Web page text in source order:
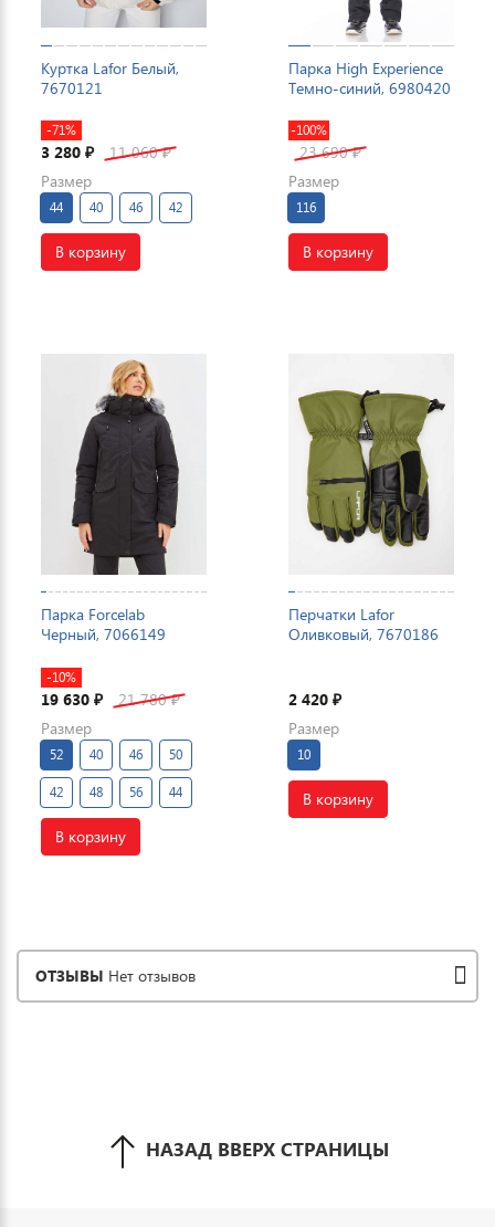
Куртка Lafor Белый,
7670121
-71%
3 280 ₽ 11 060₽
Размер
44 40 46 42
В корзину
Парка High Experience
Темно-синий, 6980420
-100%
23 690₽
Размер
116
В корзину
Парка Forcelab
Черный, 7066149
-10%
19 630 ₽ 21 780₽
Размер
52 40 46 50
42 48 56 44
В корзину
Перчатки Lafor
Оливковый, 7670186
2 420 ₽
Размер
10
В корзину
ОТЗЫВЫ Нет отзывов
НАЗАД ВВЕРХ СТРАНИЦЫ